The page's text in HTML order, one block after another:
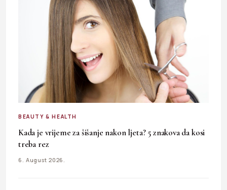
BEAUTY & HEALTH
Kada je vrijeme za šišanje nakon ljeta? 5 znakova da kosi
treba rez
6. August 2026.